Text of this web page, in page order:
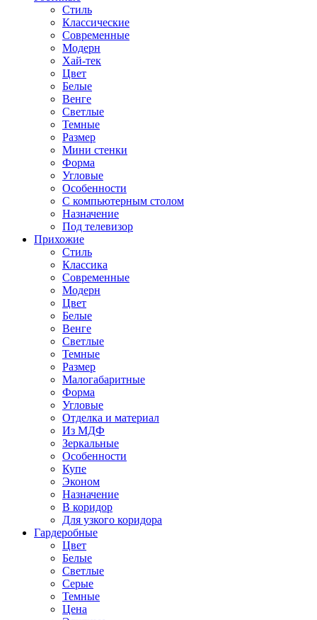
Стиль
Классические
Современные
Модерн
Хай-тек
Цвет
Белые
Венге
Светлые
Темные
Размер
Мини стенки
Форма
Угловые
Особенности
С компьютерным столом
Назначение
Под телевизор
Прихожие
Стиль
Классика
Современные
Модерн
Цвет
Белые
Венге
Светлые
Темные
Размер
Малогабаритные
Форма
Угловые
Отделка и материал
Из МДФ
Зеркальные
Особенности
Купе
Эконом
Назначение
В коридор
Для узкого коридора
Гардеробные
Цвет
Белые
Светлые
Серые
Темные
Цена